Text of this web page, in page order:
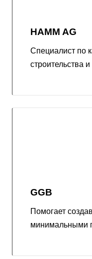
HAMM AG
Специалист по
строительства
GGB
Помогает
минимальными